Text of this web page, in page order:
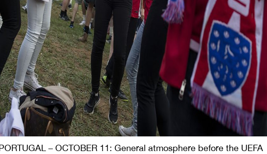
– OCTOBER 11: General atmosphere before the UEFA